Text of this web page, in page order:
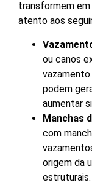
transformem
atento aos
ou canos
podem
aumentar
Manchas
com
origem da
estruturais.